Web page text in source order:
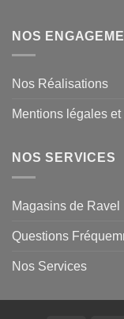
NOS
Nos Réalisations
Mentions légales
NOS SERVICES
Magasins de Ravel
Questions
Nos Services